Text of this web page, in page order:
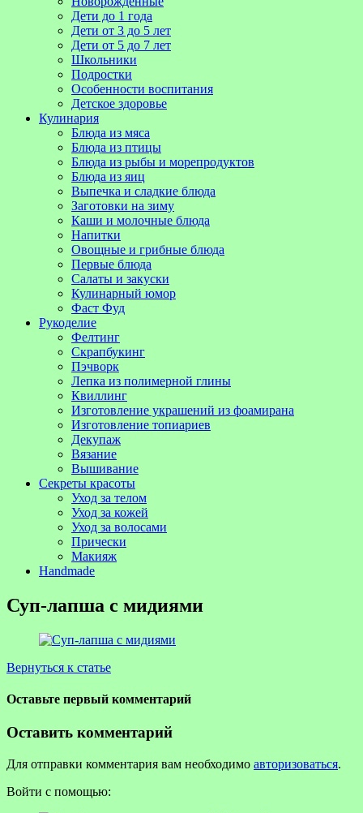
Дети до 1 года
Дети от 3 до 5 лет
Дети от 5 до 7 лет
Школьники
Подростки
Особенности воспитания
Детское здоровье
Кулинария
Блюда из мяса
Блюда из птицы
Блюда из рыбы и морепродуктов
Блюда из яиц
Выпечка и сладкие блюда
Заготовки на зиму
Каши и молочные блюда
Напитки
Овощные и грибные блюда
Первые блюда
Салаты и закуски
Кулинарный юмор
Фаст Фуд
Рукоделие
Фелтинг
Скрапбукинг
Пэчворк
Лепка из полимерной глины
Квиллинг
Изготовление украшений из фоамирана
Изготовление топиариев
Декупаж
Вязание
Вышивание
Секреты красоты
Уход за телом
Уход за кожей
Уход за волосами
Прически
Макияж
Handmade
Суп-лапша с мидиями
Вернуться к статье
Оставьте первый комментарий
Оставить комментарий
Для отправки комментария вам необходимо авторизоваться.
Войти с помощью: